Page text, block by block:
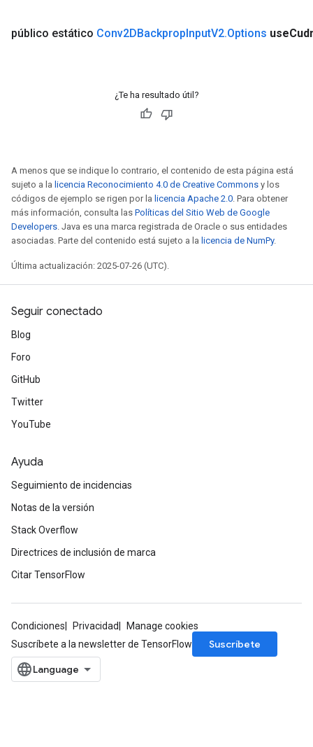
público estático Conv2DBackpropInputV2.Options use
¿Te ha resultado útil?
A menos que se indique lo contrario, el contenido de esta página está
sujeto a la licencia Reconocimiento 4.0 de Creative Commons y los
códigos de ejemplo se rigen por la licencia Apache 2.0. Para obtener
más información, consulta las Políticas del Sitio Web de Google
Developers. Java es una marca registrada de Oracle o sus entidades
asociadas. Parte del contenido está sujeto a la licencia de NumPy.
Última actualización: 2025-07-26 (UTC).
Seguir conectado
Blog
Foro
GitHub
Twitter
YouTube
Ayuda
Seguimiento de incidencias
Notas de la versión
Stack Overflow
Directrices de inclusión de marca
Citar TensorFlow
Condiciones Privacidad
Manage cookies
Suscríbete a la newsletter de TensorFlow
Suscríbete